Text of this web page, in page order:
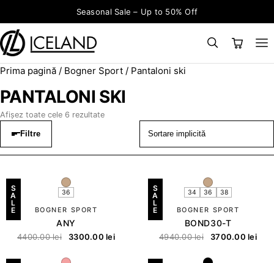
Seasonal Sale – Up to 50% Off
Prima pagină / Bogner Sport / Pantaloni ski
PANTALONI SKI
Afișez toate cele 6 rezultate
Filtre
S
A
L
E
36
BOGNER SPORT
ANY
4400.00lei 3300.00lei
S
A
L
E
34 36 38
BOGNER SPORT
BOND30-T
4940.00lei 3700.00lei